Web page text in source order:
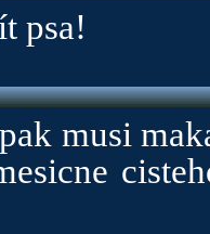
psa!
musi